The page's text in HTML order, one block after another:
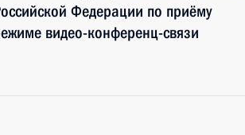
Федерации по приёму
видео-конференц-связи